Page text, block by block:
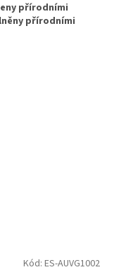
přírodními
přírodními
Kód: ES-AUVG1002